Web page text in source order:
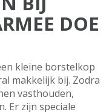
DOE
kleine borstelkop
makkelijk bij. Zodra
vasthouden,
Er zijn speciale